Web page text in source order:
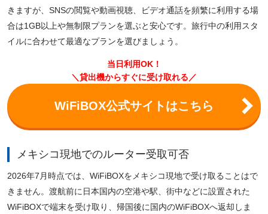
きますが、SNSの閲覧や動画視聴、ビデオ通話を頻繁に利用する場
合は1GB以上や無制限プランを選ぶと安心です。旅行中の利用スタ
イルに合わせて最適なプランを選びましょう。
当日利用OK！
＼貸出機からすぐに受け取れる／
WiFiBOX公式サイトはこちら
メキシコ現地でのルーター受取可否
2026年7月時点では、WiFiBOXをメキシコ現地で受け取ることはで
きません。渡航前に日本国内の空港や駅、街中などに設置された
WiFiBOXで端末を受け取り、帰国後に国内のWiFiBOXへ返却しま